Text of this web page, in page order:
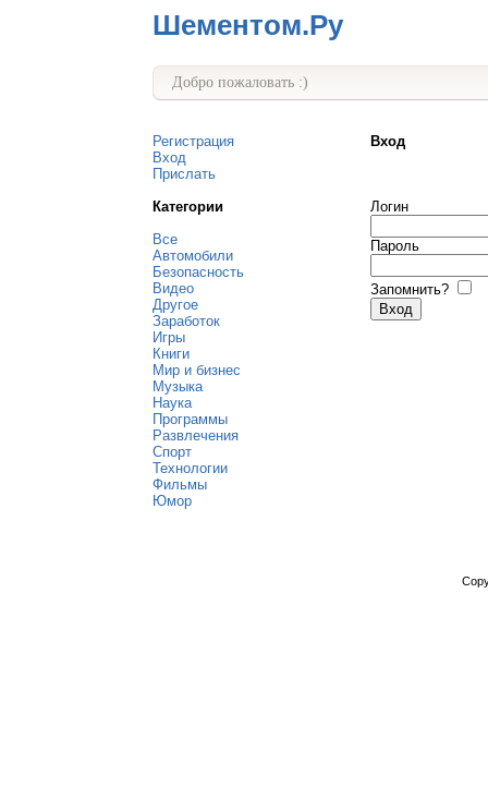
Шементом.Ру
Добро пожаловать :)
Регистрация
Вход
Прислать
Категории
Все
Автомобили
Безопасность
Видео
Другое
Заработок
Игры
Книги
Мир и бизнес
Музыка
Наука
Программы
Развлечения
Спорт
Технологии
Фильмы
Юмор
Вход
Логин
Пароль
Запомнить?